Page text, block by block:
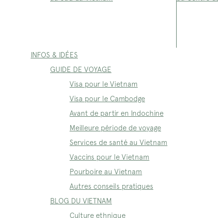
INFOS & IDÉES
GUIDE DE VOYAGE
Visa pour le Vietnam
Visa pour le Cambodge
Avant de partir en Indochine
Meilleure période de voyage
Services de santé au Vietnam
Vaccins pour le Vietnam
Pourboire au Vietnam
Autres conseils pratiques
BLOG DU VIETNAM
Culture ethnique